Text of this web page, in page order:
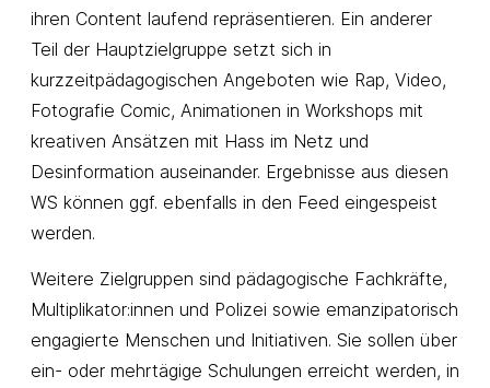
ihren Content laufend repräsentieren. Ein anderer
Teil der Hauptzielgruppe setzt sich in
kurzzeitpädagogischen Angeboten wie Rap, Video,
Fotografie Comic, Animationen in Workshops mit
kreativen Ansätzen mit Hass im Netz und
Desinformation auseinander. Ergebnisse aus diesen
WS können ggf. ebenfalls in den Feed eingespeist
werden.
Weitere Zielgruppen sind pädagogische Fachkräfte,
Multiplikator:innen und Polizei sowie emanzipatorisch
engagierte Menschen und Initiativen. Sie sollen über
ein- oder mehrtägige Schulungen erreicht werden, in